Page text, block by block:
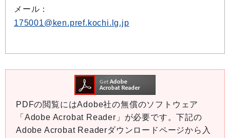
メール：
175001@ken.pref.kochi.lg.jp
PDFの閲覧にはAdobe社の無償のソフトウェア
「Adobe Acrobat Reader」が必要です。下記の
Adobe Acrobat Readerダウンロードページから入